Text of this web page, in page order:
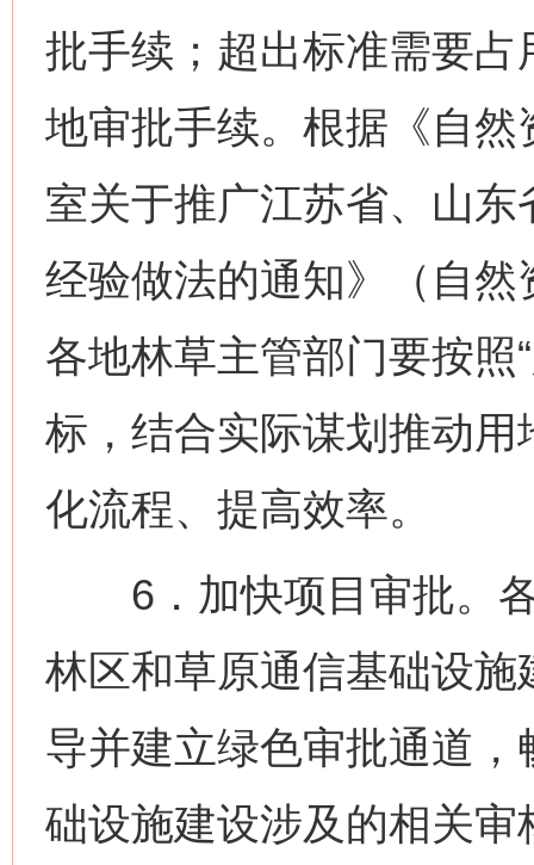
批手续；超出标准需要
地审批手续。根据《自
室关于推广江苏省、山
经验做法的通知》（自
各地林草主管部门要按照
标，结合实际谋划推动
化流程、提高效率。
6．加快项目审批。各
林区和草原通信基础设
导并建立绿色审批通道
础设施建设涉及的相关